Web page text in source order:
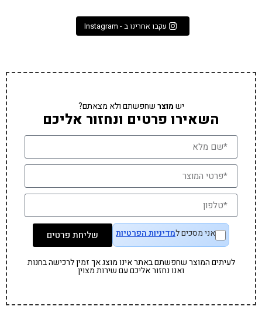
עקבו אחרינו ב - Instagram
ישמוצרשחפשתם ולא מצאתם?
השאירו פרטים ונחזור אליכם
אני מסכים למדיניות הפרטיות שליחת פרטים
לעיתים המוצר שחפשתם באתר אינו מוצג אך זמין לרכישה בחנות
ואנו נחזור אליכם עם שירות מצוין